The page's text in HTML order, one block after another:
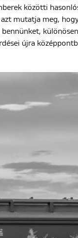
közötti
mutatja meg,
újra